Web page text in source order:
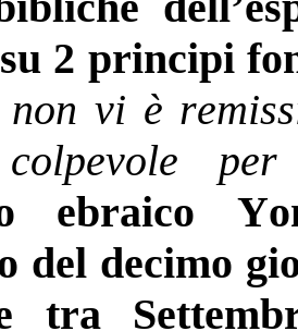
2 principi
vi è
per
ebraico
del decimo
tra